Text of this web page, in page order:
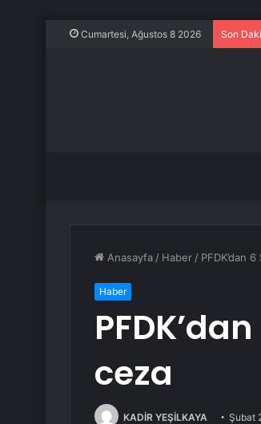
Cumartesi, Ağustos 8 2026 Son
Anasayfa / Haber / PFDK’dan
Haber
ceza
KADİR YEŞİLKAYA Şubat